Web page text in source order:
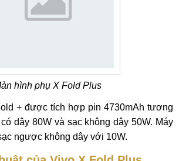
hình phụ X Fold Plus
+ được tích hợp pin 4730mAh tương
dây 80W và sạc không dây 50W. Máy
ngược không dây với 10W.